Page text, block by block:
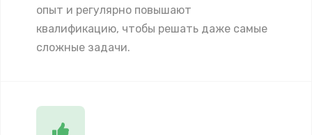
опыт и регулярно повышают
квалификацию, чтобы решать даже самые
сложные задачи.